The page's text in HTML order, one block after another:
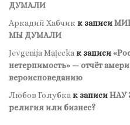
ДУМАЛИ
Аркадий Хабчик к записи
МЫ ДУМАЛИ
Jevgenija Maļecka к записи
нетерпимость» — отчёт
вероисповеданию
Любов Голубка к записиНАУ
религия или бизнес?